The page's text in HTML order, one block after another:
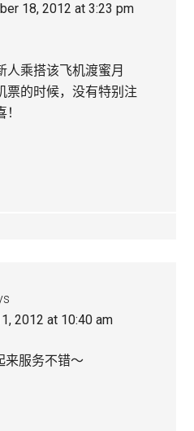
18, 2012 at 3:23 pm
人乘搭该飞机渡蜜月
票的时候，没有特别注
2012 at 10:40 am
来服务不错～